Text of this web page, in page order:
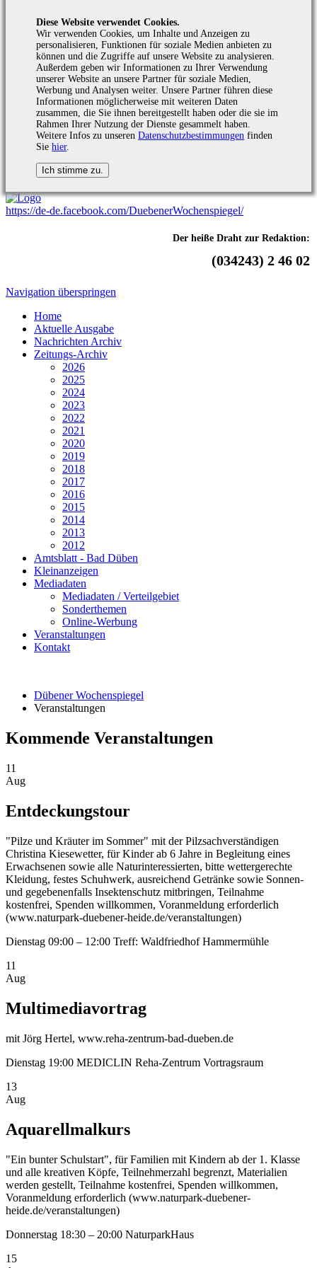
Diese Website verwendet Cookies.
Wir verwenden Cookies, um Inhalte und Anzeigen zu
personalisieren, Funktionen für soziale Medien anbieten zu
können und die Zugriffe auf unsere Website zu analysieren.
Außerdem geben wir Informationen zu Ihrer Verwendung
unserer Website an unsere Partner für soziale Medien,
Werbung und Analysen weiter. Unsere Partner führen diese
Informationen möglicherweise mit weiteren Daten
zusammen, die Sie ihnen bereitgestellt haben oder die sie im
Rahmen Ihrer Nutzung der Dienste gesammelt haben.
Weitere Infos zu unserenDatenschutzbestimmungen finden
Siehier.
https://de-de.facebook.com/DuebenerWochenspiegel/
Der heiße Draht zur Redaktion:
(034243) 2 46 02
Navigation überspringen
Home
Aktuelle Ausgabe
Nachrichten Archiv
Zeitungs-Archiv
2026
2025
2024
2023
2022
2021
2020
2019
2018
2017
2016
2015
2014
2013
2012
Amtsblatt - Bad Düben
Kleinanzeigen
Mediadaten
Mediadaten / Verteilgebiet
Sonderthemen
Online-Werbung
Veranstaltungen
Kontakt
Dübener Wochenspiegel
Veranstaltungen
Kommende Veranstaltungen
11
Aug
Entdeckungstour
"Pilze und Kräuter im Sommer" mit der Pilzsachverständigen
Christina Kiesewetter, für Kinder ab 6 Jahre in Begleitung eines
Erwachsenen sowie alle Naturinteressierten, bitte wettergerechte
Kleidung, festes Schuhwerk, ausreichend Getränke sowie Sonnen-
und gegebenenfalls Insektenschutz mitbringen, Teilnahme
kostenfrei, Spenden willkommen, Voranmeldung erforderlich
(www.naturpark-duebener-heide.de/veranstaltungen)
Dienstag 09:00 – 12:00 Treff: Waldfriedhof Hammermühle
11
Aug
Multimediavortrag
mit Jörg Hertel, www.reha-zentrum-bad-dueben.de
Dienstag 19:00 MEDICLIN Reha-Zentrum Vortragsraum
13
Aug
Aquarellmalkurs
"Ein bunter Schulstart", für Familien mit Kindern ab der 1. Klasse
und alle kreativen Köpfe, Teilnehmerzahl begrenzt, Materialien
werden gestellt, Teilnahme kostenfrei, Spenden willkommen,
Voranmeldung erforderlich (www.naturpark-duebener-
heide.de/veranstaltungen)
Donnerstag 18:30 – 20:00 NaturparkHaus
15